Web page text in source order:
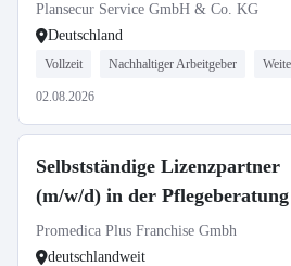
Plansecur Service GmbH & Co. KG
Deutschland
Vollzeit Nachhaltiger Arbeitgeber
02.08.2026
Selbstständige Lizenzpartner
(m/w/d) in der Pflegeberatung
Promedica Plus Franchise Gmbh
deutschlandweit